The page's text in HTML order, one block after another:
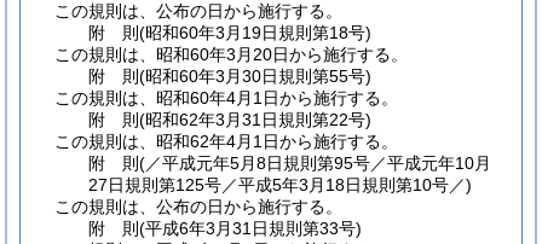
この規則は、公布の日から施行する。
附 則(昭和60年3月19日規則第18号)
この規則は、昭和60年3月20日から施行する。
附 則(昭和60年3月30日規則第55号)
この規則は、昭和60年4月1日から施行する。
附 則(昭和62年3月31日規則第22号)
この規則は、昭和62年4月1日から施行する。
附 則(／平成元年5月8日規則第95号／平成元年10月
27日規則第125号／平成5年3月18日規則第10号／)
この規則は、公布の日から施行する。
附 則(平成6年3月31日規則第33号)